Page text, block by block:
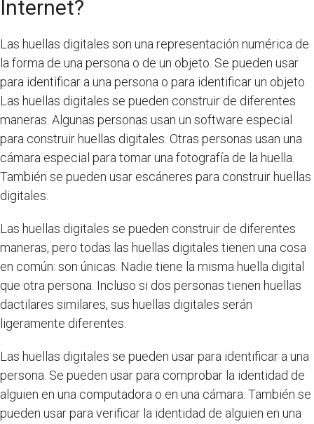
Internet?
Las huellas digitales son una representación numérica de
la forma de una persona o de un objeto. Se pueden usar
para identificar a una persona o para identificar un objeto.
Las huellas digitales se pueden construir de diferentes
maneras. Algunas personas usan un software especial
para construir huellas digitales. Otras personas usan una
cámara especial para tomar una fotografía de la huella.
También se pueden usar escáneres para construir huellas
digitales.
Las huellas digitales se pueden construir de diferentes
maneras, pero todas las huellas digitales tienen una cosa
en común: son únicas. Nadie tiene la misma huella digital
que otra persona. Incluso si dos personas tienen huellas
dactilares similares, sus huellas digitales serán
ligeramente diferentes.
Las huellas digitales se pueden usar para identificar a una
persona. Se pueden usar para comprobar la identidad de
alguien en una computadora o en una cámara. También se
pueden usar para verificar la identidad de alguien en una